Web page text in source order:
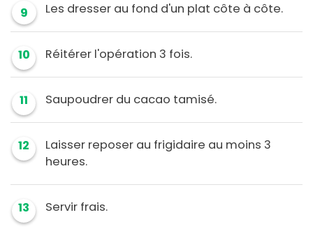
9 Les dresser au fond d'un plat côte à côte.
10 Réitérer l'opération 3 fois.
11 Saupoudrer du cacao tamisé.
12
Laisser reposer au frigidaire au moins 3
heures.
13 Servir frais.